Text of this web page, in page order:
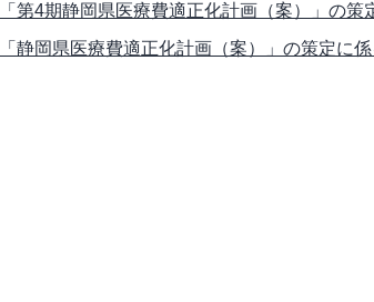
「第4期静岡県医療費適正化計画（案）」の
「静岡県医療費適正化計画（案）」の策定に